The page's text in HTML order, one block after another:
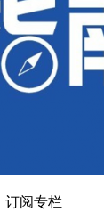
订阅专栏